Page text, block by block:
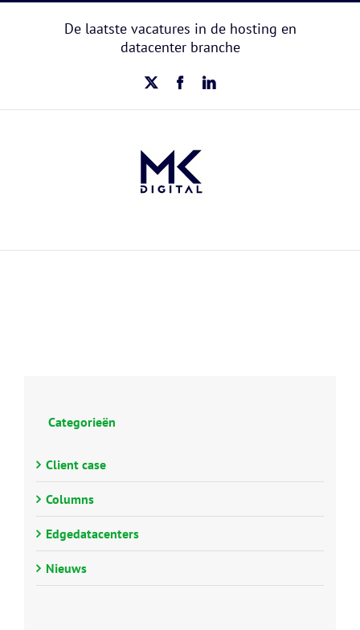
De laatste vacatures in de hosting en
datacenter branche
X FacebookLinkedIn
Categorieën
Client case
Columns
Edgedatacenters
Nieuws